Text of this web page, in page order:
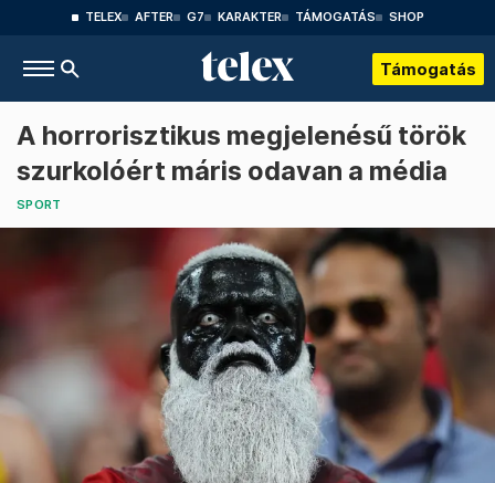
TELEX AFTER G7 KARAKTER TÁMOGATÁS SHOP
Támogatás
A horrorisztikus megjelenésű török
szurkolóért máris odavan a média
SPORT